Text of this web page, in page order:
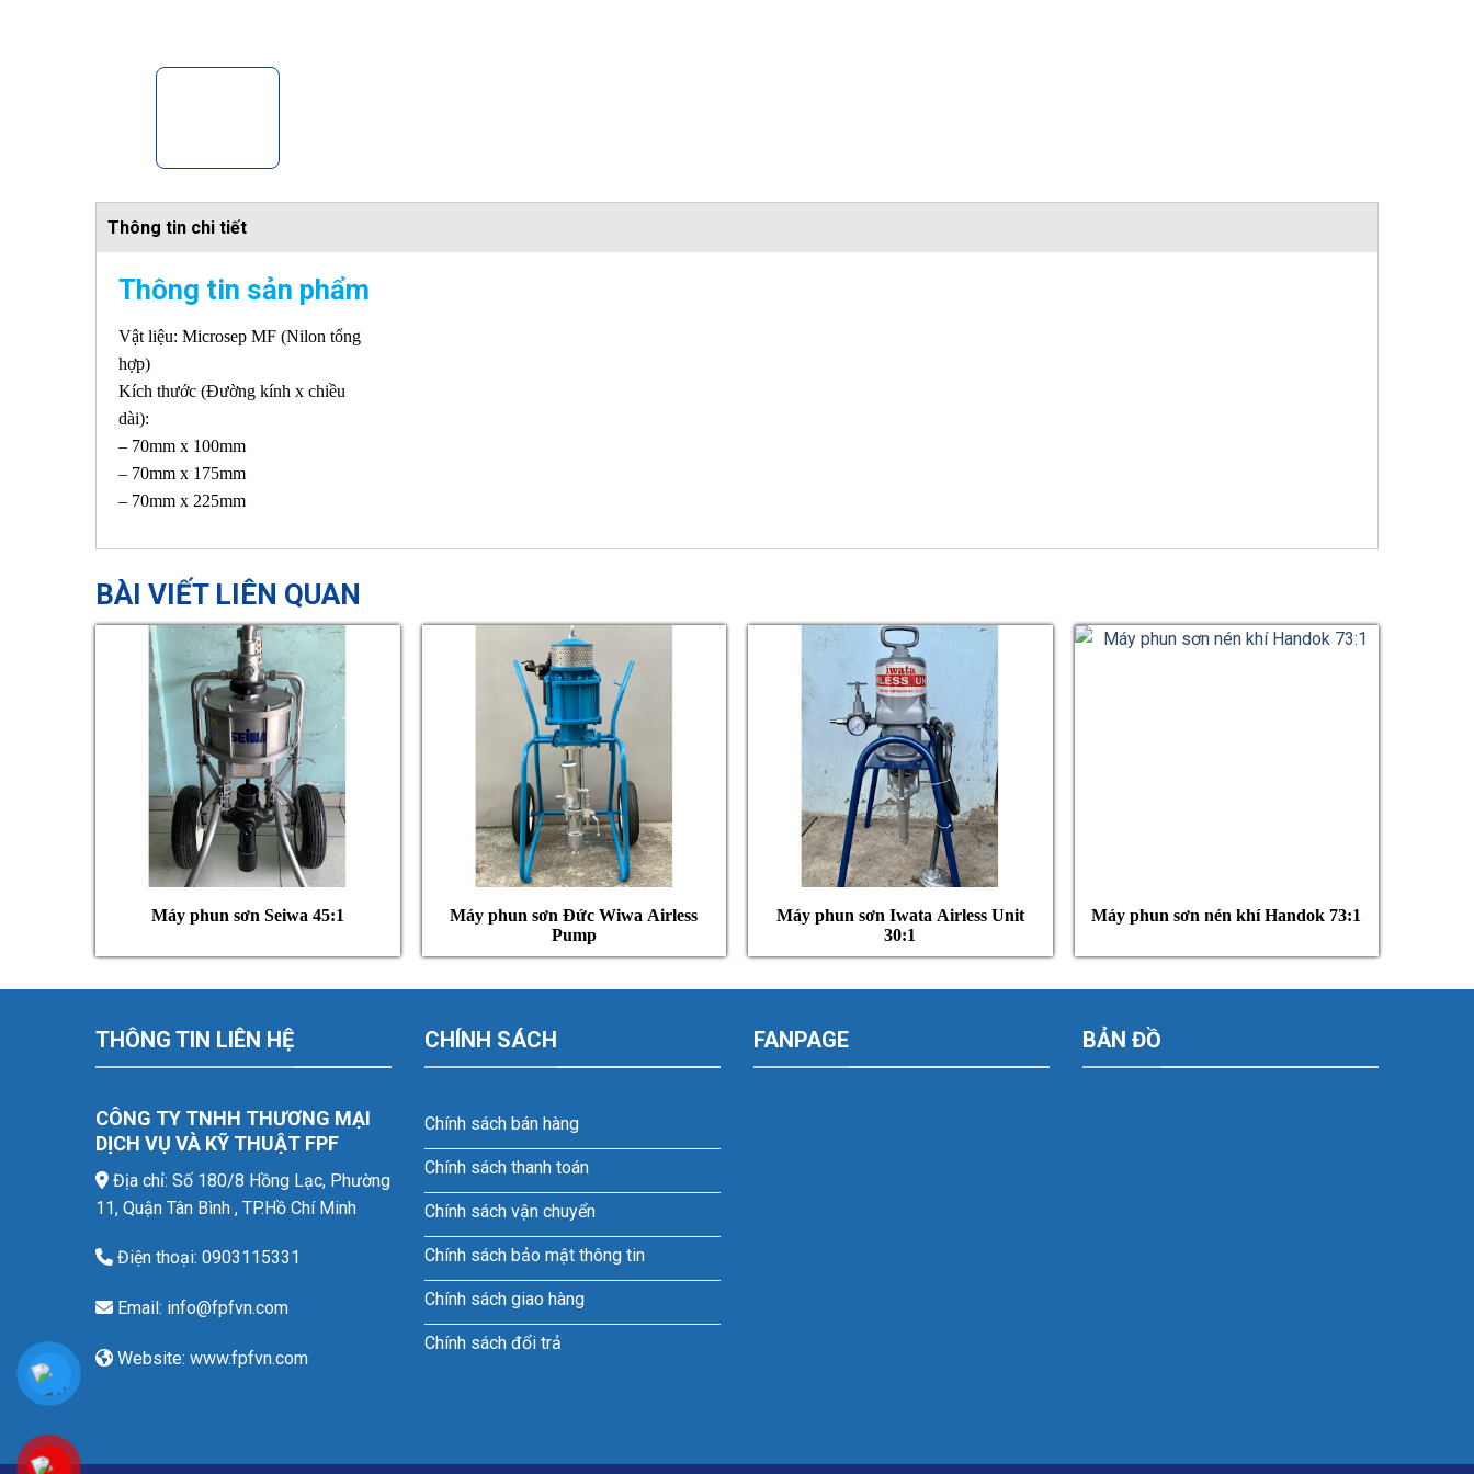
Thông tin chi tiết
Thông tin sản phẩm
Vật liệu: Microsep MF (Nilon tổng
hợp)
Kích thước (Đường kính x chiều
dài):
– 70mm x 100mm
– 70mm x 175mm
– 70mm x 225mm
BÀI VIẾT LIÊN QUAN
Máy phun sơn Seiwa 45:1
Máy phun sơn Đức Wiwa Airless
Pump
Máy phun sơn Iwata Airless Unit
30:1
Máy phun sơn nén khí Handok 73:1
THÔNG TIN LIÊN HỆ
CÔNG TY TNHH THƯƠNG MẠI
DỊCH VỤ VÀ KỸ THUẬT FPF
Địa chỉ: Số 180/8 Hồng Lạc, Phường
11, Quận Tân Bình , TP.Hồ Chí Minh
Điện thoại: 0903115331
Email: info@fpfvn.com
Website: www.fpfvn.com
CHÍNH SÁCH
Chính sách bán hàng
Chính sách thanh toán
Chính sách vận chuyển
Chính sách bảo mật thông tin
Chính sách giao hàng
Chính sách đổi trả
FANPAGE BẢN ĐỒ